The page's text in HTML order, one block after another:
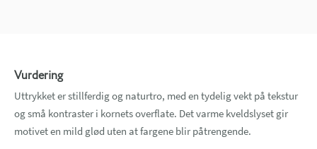
Vurdering
Uttrykket er stillferdig og naturtro, med en tydelig vekt på tekstur
og små kontraster i kornets overflate. Det varme kveldslyset gir
motivet en mild glød uten at fargene blir påtrengende.